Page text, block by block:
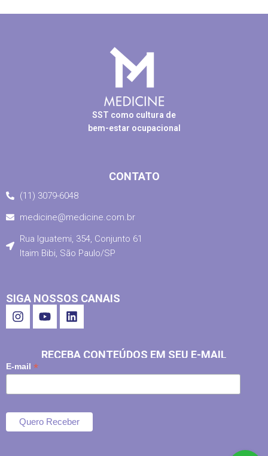
SST como cultura de
bem-estar ocupacional
CONTATO
(11) 3079-6048
medicine@medicine.com.br
Rua Iguatemi, 354, Conjunto 61
Itaim Bibi, São Paulo/SP
SIGA NOSSOS CANAIS
RECEBA CONTEÚDOS EM SEU E-MAIL
E-mail *